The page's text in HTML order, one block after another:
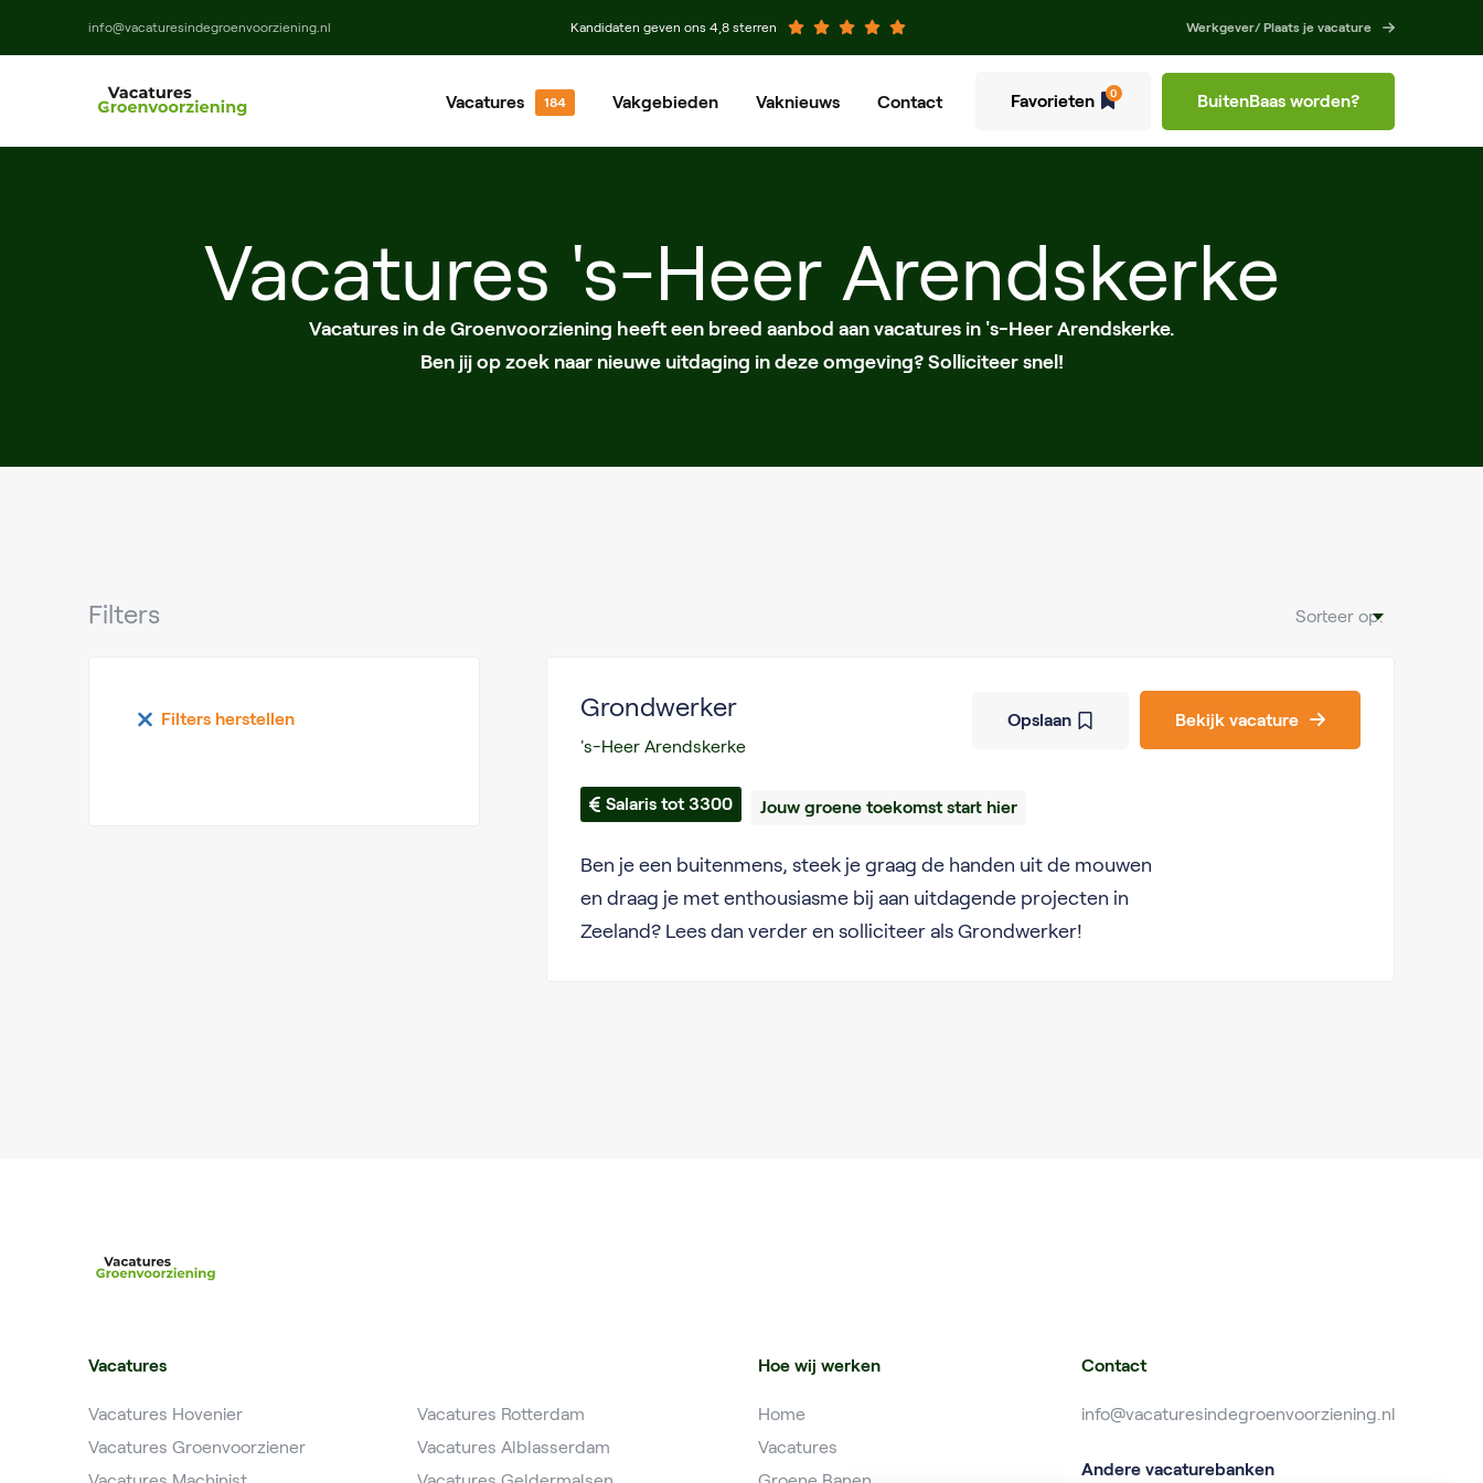
info@vacaturesindegroenvoorziening.nl Kandidaten geven ons 4,8 sterren Werkgever/ Plaats je vacature
Vacatures Vakgebieden
Meewerkend Voorman Planner
Vaknieuws Contact Favorieten 0 BuitenBaas worden?
Vacatures 's-Heer Arendskerke
Vacatures in de Groenvoorziening heeft een breed aanbod aan vacatures in 's-Heer Arendskerke.
Ben jij op zoek naar nieuwe uitdaging in deze omgeving? Solliciteer snel!
Filters Sorteer op:
Filters herstellen Grondwerker
's-Heer Arendskerke
Salaris tot 3300 Jouw groene toekomst start hier
Ben je een buitenmens, steek je graag de handen uit de mouwen
en draag je met enthousiasme bij aan uitdagende projecten in
Zeeland? Lees dan verder en solliciteer als Grondwerker!
Opslaan Bekijk vacature
Vacatures
Vacatures Hovenier
Vacatures Groenvoorziener
Vacatures Rotterdam
Vacatures Alblasserdam
Hoe wij werken
Home
Vacatures
Contact
info@vacaturesindegroenvoorziening.nl
Andere vacaturebanken